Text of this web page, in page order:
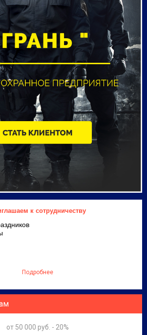
к сотрудничеству
Подробнее
от 50 000 руб. - 20%